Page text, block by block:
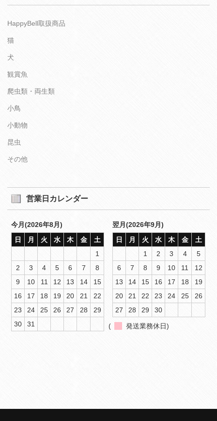
HappyBell取扱商品
猫
犬
観賞魚
爬虫類・両生類
小鳥
小動物
昆虫
その他
営業日カレンダー
今月(2026年8月)
日
月 火 水 木 金
土
1
2
3 4 5 6 7
8
9
10 11 12 13 14
15
16
17 18 19 20 21
22
23
24 25 26 27 28
29
30
31
翌月(2026年9月)
日
月 火 水 木 金
土
1
2 3 4
5
6
7 8 9 10 11
12
13
14 15 16 17 18
19
20
21 22 23 24 25
26
27
28 29 30
( 発送業務休日)